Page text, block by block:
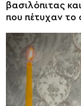
βασιλόπιτας
που πέτυχαν το